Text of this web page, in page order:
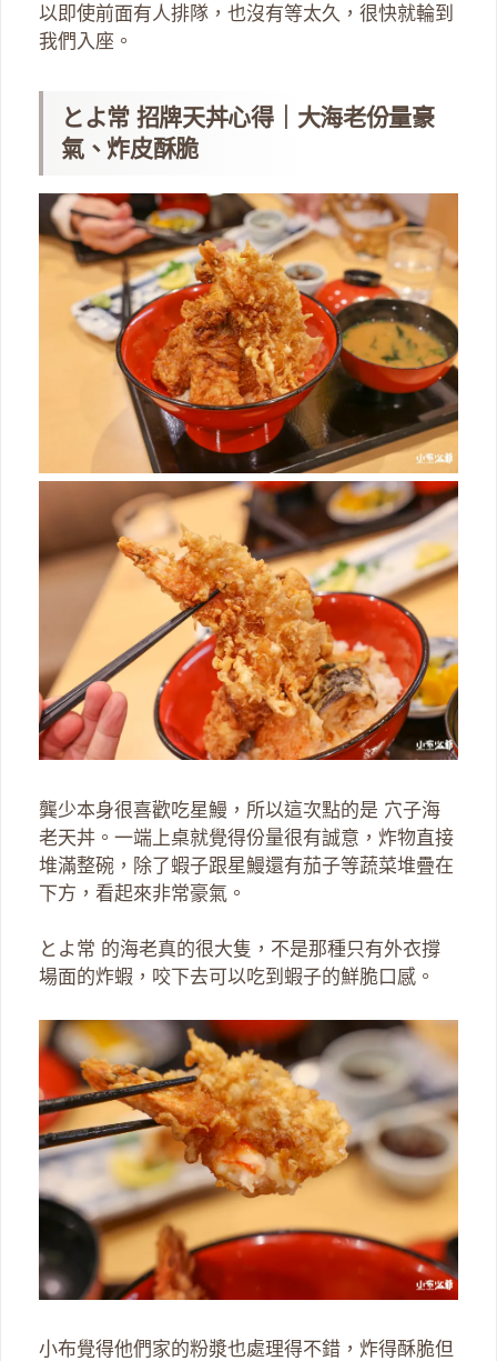
以即使前面有人排隊，也沒有等太久，很快就輪到
我們入座。
とよ常 招牌天丼心得｜大海老份量豪
氣、炸皮酥脆
龔少本身很喜歡吃星鰻，所以這次點的是 穴子海
老天丼。一端上桌就覺得份量很有誠意，炸物直接
堆滿整碗，除了蝦子跟星鰻還有茄子等蔬菜堆疊在
下方，看起來非常豪氣。
とよ常 的海老真的很大隻，不是那種只有外衣撐
場面的炸蝦，咬下去可以吃到蝦子的鮮脆口感。
小布覺得他們家的粉漿也處理得不錯，炸得酥脆但